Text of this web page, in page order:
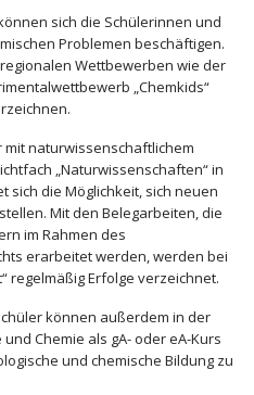
sich die Schülerinnen und
Problemen beschäftigen.
Wettbewerben wie der
„Chemkids“
mit naturwissenschaftlichem
„Naturwissenschaften“ in
sich die Möglichkeit, sich neuen
Mit den Belegarbeiten, die
im Rahmen des
erarbeitet werden, werden bei
regelmäßig Erfolge verzeichnet.
können außerdem in der
Chemie als gA- oder eA-Kurs
und chemische Bildung zu